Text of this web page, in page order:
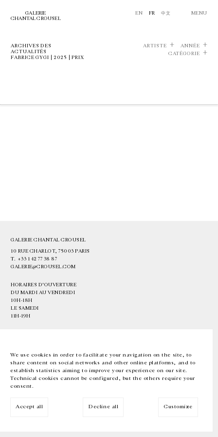
We use cookies in order to facilitate your navigation on the site, to
share content on social networks and other online platforms, and to
establish statistics aiming to improve your experience on our site.
Technical cookies cannot be configured, but the others require your
consent.
Accept all Decline all Customize
GALERIE
CHANTAL CROUSEL
EN FR 中文 MENU
ARCHIVES DES
ACTUALITÉS
FABRICE GYGI | 2025 | PRIX
ARTISTE
ANNÉE
CATÉGORIE
GALERIE CHANTAL CROUSEL
10 RUE CHARLOT, 75003 PARIS
T. +33 1 42 77 38 87
GALERIE@CROUSEL.COM
HORAIRES D'OUVERTURE
DU MARDI AU VENDREDI
10H-18H
LE SAMEDI
11H-19H
EN FR 中文 Facebook Instagram
Inscrivez-vous à notre newsletter